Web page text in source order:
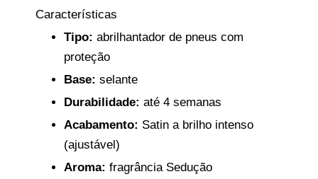
Características
Tipo: abrilhantador de pneus com
proteção
Base: selante
Durabilidade: até 4 semanas
Acabamento: Satin a brilho intenso
(ajustável)
Aroma: fragrância Sedução